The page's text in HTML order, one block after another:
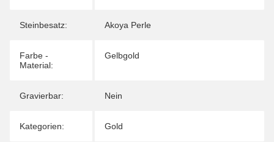
Steinbesatz: Akoya Perle
Farbe -
Material:
Gelbgold
Gravierbar: Nein
Kategorien: Gold